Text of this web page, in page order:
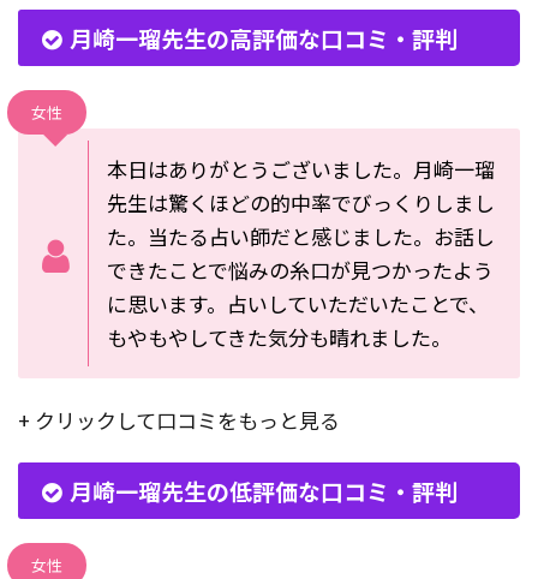
月崎一瑠先生の高評価な口コミ・評判
女性
本日はありがとうございました。 月崎一瑠
先生は驚くほどの的中率でびっくりしまし
た。当たる占い師だと感じました。お話し
できたことで悩みの糸口が見つかったよう
に思います。占いしていただいたことで、
もやもやしてきた気分も晴れました。
+ クリックして口コミをもっと見る
月崎一瑠先生の低評価な口コミ・評判
女性